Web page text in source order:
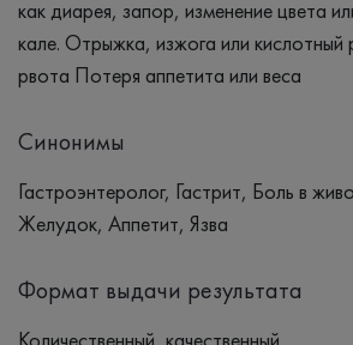
как диарея, запор, изменение цвета
кале. Отрыжка, изжога или
рвота Потеря аппетита или веса
Синонимы
Гастроэнтеролог, Гастрит, Боль в
Желудок, Аппетит, Язва
Формат выдачи результата
Количественный, качественный